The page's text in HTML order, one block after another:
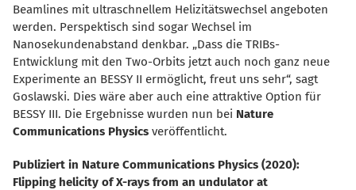
Beamlines mit ultraschnellem Helizitätswechsel angeboten
werden. Perspektisch sind sogar Wechsel im
Nanosekundenabstand denkbar. „Dass die TRIBs-
Entwicklung mit den Two-Orbits jetzt auch noch ganz neue
Experimente an BESSY II ermöglicht, freut uns sehr“, sagt
Goslawski. Dies wäre aber auch eine attraktive Option für
BESSY III. Die Ergebnisse wurden nun bei Nature
Communications Physics veröffentlicht.
Publiziert in Nature Communications Physics (2020):
Flipping helicity of X-rays from an undulator at